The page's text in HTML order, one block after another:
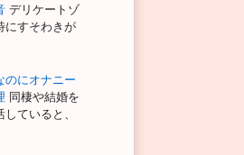
デリケートゾ
にすそわきが
のにオナニー
同棲や結婚を
ていると、